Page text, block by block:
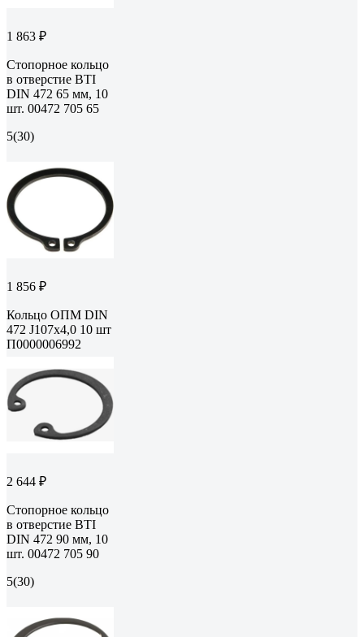
1 863 ₽
Стопорное кольцо
в отверстие BTI
DIN 472 65 мм, 10
шт. 00472 705 65
5(30)
1 856 ₽
Кольцо ОПМ DIN
472 J107x4,0 10 шт
П0000006992
2 644 ₽
Стопорное кольцо
в отверстие BTI
DIN 472 90 мм, 10
шт. 00472 705 90
5(30)